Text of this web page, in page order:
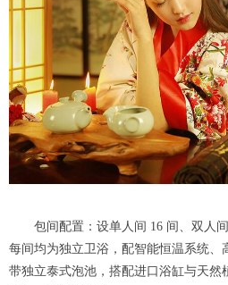
包间配置：设单人间 16 间、双人间
每间均为独立卫浴，配智能恒温系统、
带独立泰式泡池，搭配进口浴缸与天然